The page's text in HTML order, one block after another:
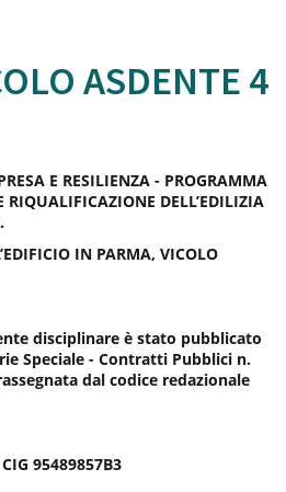
ASDENTE 4
E RESILIENZA - PROGRAMMA
RIQUALIFICAZIONE DELL’EDILIZIA
IN PARMA, VICOLO
disciplinare è stato pubblicato
Speciale - Contratti Pubblici n.
dal codice redazionale
95489857B3